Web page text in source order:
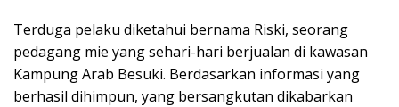
Terduga pelaku diketahui bernama Riski, seorang
pedagang mie yang sehari-hari berjualan di kawasan
Kampung Arab Besuki. Berdasarkan informasi yang
berhasil dihimpun, yang bersangkutan dikabarkan